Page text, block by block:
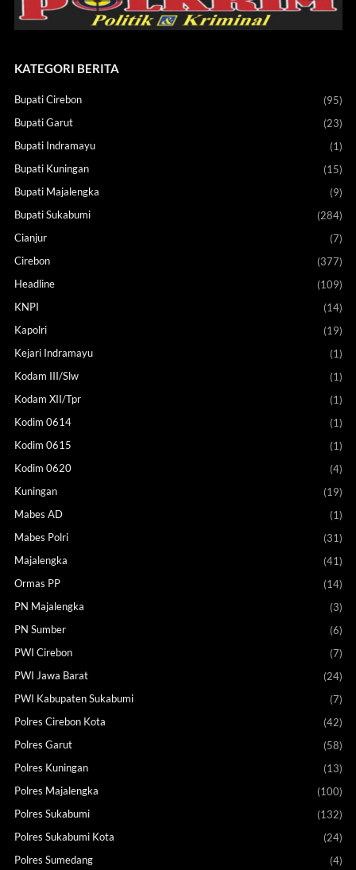
KATEGORI BERITA
Bupati Cirebon
(95)
Bupati Garut
(23)
Bupati Indramayu
(1)
Bupati Kuningan
(15)
Bupati Majalengka
(9)
Bupati Sukabumi
(284)
Cianjur
(7)
Cirebon
(377)
Headline
(109)
KNPI
(14)
Kapolri
(19)
Kejari Indramayu
(1)
Kodam III/Slw
(1)
Kodam XII/Tpr
(1)
Kodim 0614
(1)
Kodim 0615
(1)
Kodim 0620
(4)
Kuningan
(19)
Mabes AD
(1)
Mabes Polri
(31)
Majalengka
(41)
Ormas PP
(14)
PN Majalengka
(3)
PN Sumber
(6)
PWI Cirebon
(7)
PWI Jawa Barat
(24)
PWI Kabupaten Sukabumi
(7)
Polres Cirebon Kota
(42)
Polres Garut
(58)
Polres Kuningan
(13)
Polres Majalengka
(100)
Polres Sukabumi
(132)
Polres Sukabumi Kota
(24)
Polres Sumedang
(4)